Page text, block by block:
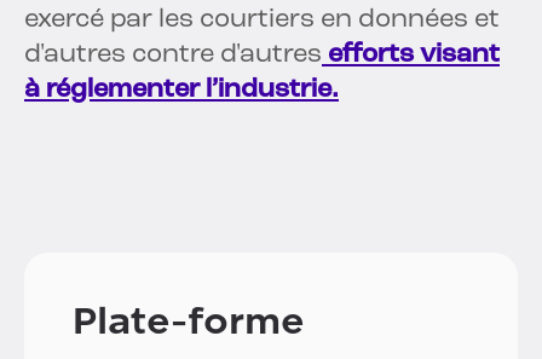
exercé par les courtiers en données et
d'autres contre d'autres efforts visant
à réglementer l’industrie.
Plate-forme